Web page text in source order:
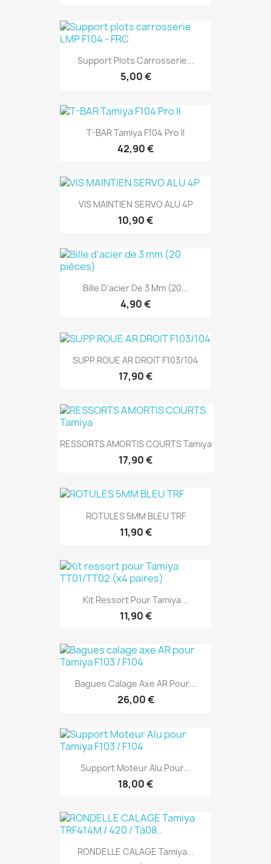
Support Plots Carrosserie...
5,00 €
T-BAR Tamiya F104 Pro II
42,90 €
VIS MAINTIEN SERVO ALU 4P
10,90 €
Bille D'acier De 3 Mm (20...
4,90 €
SUPP ROUE AR DROIT F103/104
17,90 €
RESSORTS AMORTIS COURTS Tamiya
17,90 €
ROTULES 5MM BLEU TRF
11,90 €
Kit Ressort Pour Tamiya...
11,90 €
Bagues Calage Axe AR Pour...
26,00 €
Support Moteur Alu Pour...
18,00 €
RONDELLE CALAGE Tamiya...